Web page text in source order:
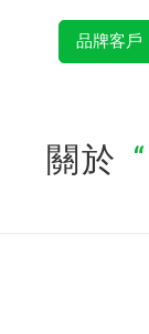
品牌客戶
關於